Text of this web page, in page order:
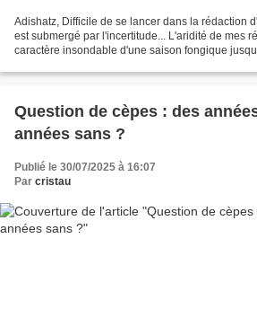
Adishatz, Difficile de se lancer dans la rédaction
est submergé par l'incertitude... L'aridité de mes
caractère insondable d'une saison fongique
Question de cèpes : des
années sans ?
Publié le 30/07/2025 à 16:07
Par cristau